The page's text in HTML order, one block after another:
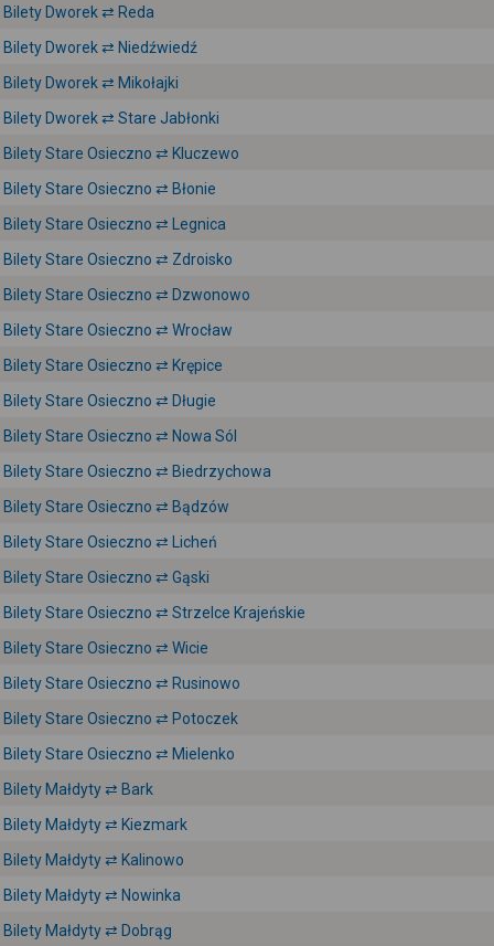
Bilety Dworek ⇄ Reda
Bilety Dworek ⇄ Niedźwiedź
Bilety Dworek ⇄ Mikołajki
Bilety Dworek ⇄ Stare Jabłonki
Bilety Stare Osieczno ⇄ Kluczewo
Bilety Stare Osieczno ⇄ Błonie
Bilety Stare Osieczno ⇄ Legnica
Bilety Stare Osieczno ⇄ Zdroisko
Bilety Stare Osieczno ⇄ Dzwonowo
Bilety Stare Osieczno ⇄ Wrocław
Bilety Stare Osieczno ⇄ Krępice
Bilety Stare Osieczno ⇄ Długie
Bilety Stare Osieczno ⇄ Nowa Sól
Bilety Stare Osieczno ⇄ Biedrzychowa
Bilety Stare Osieczno ⇄ Bądzów
Bilety Stare Osieczno ⇄ Licheń
Bilety Stare Osieczno ⇄ Gąski
Bilety Stare Osieczno ⇄ Strzelce Krajeńskie
Bilety Stare Osieczno ⇄ Wicie
Bilety Stare Osieczno ⇄ Rusinowo
Bilety Stare Osieczno ⇄ Potoczek
Bilety Stare Osieczno ⇄ Mielenko
Bilety Małdyty ⇄ Bark
Bilety Małdyty ⇄ Kiezmark
Bilety Małdyty ⇄ Kalinowo
Bilety Małdyty ⇄ Nowinka
Bilety Małdyty ⇄ Dobrąg